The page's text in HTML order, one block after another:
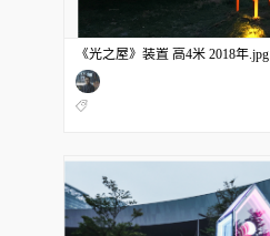
《光之屋》装置 高4米 2018年.jpg